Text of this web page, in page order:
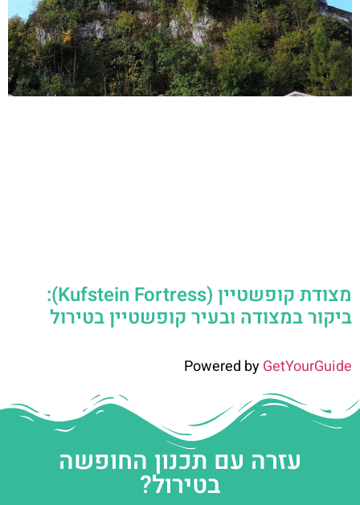
מצודת קופשטיין (Kufstein Fortress):
ביקור במצודה ובעיר קופשטיין בטירול
Powered byGetYourGuide
עזרה עם תכנון החופשה
בטירול?